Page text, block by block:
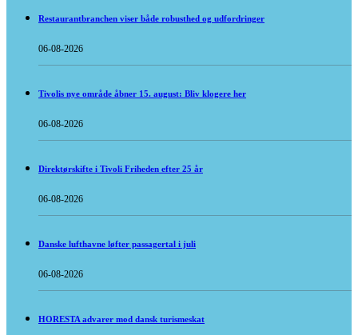
Restaurantbranchen viser både robusthed og udfordringer
06-08-2026
Tivolis nye område åbner 15. august: Bliv klogere her
06-08-2026
Direktørskifte i Tivoli Friheden efter 25 år
06-08-2026
Danske lufthavne løfter passagertal i juli
06-08-2026
HORESTA advarer mod dansk turismeskat